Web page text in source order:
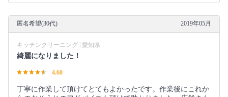
匿名希望(30代) 2019年05月
キッチンクリーニング | 愛知県
綺麗になりました！
4.60
丁寧に作業して頂けてとてもよかったです。作業後にこれか